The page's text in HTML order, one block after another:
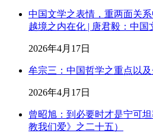
中国文学之表情，重两面关
越境之内在化 | 唐君毅：中国
2026年4月17日
牟宗三：中国哲学之重点以
2026年4月17日
曾昭旭：到必要时才是宁可
教我们爱》之二十五）